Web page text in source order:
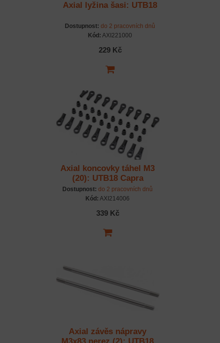
Axial lyžina šasi: UTB18
Dostupnost: do 2 pracovních dnů
Kód: AXI221000
229 Kč
Axial koncovky táhel M3
(20): UTB18 Capra
Dostupnost: do 2 pracovních dnů
Kód: AXI214006
339 Kč
Axial závěs nápravy